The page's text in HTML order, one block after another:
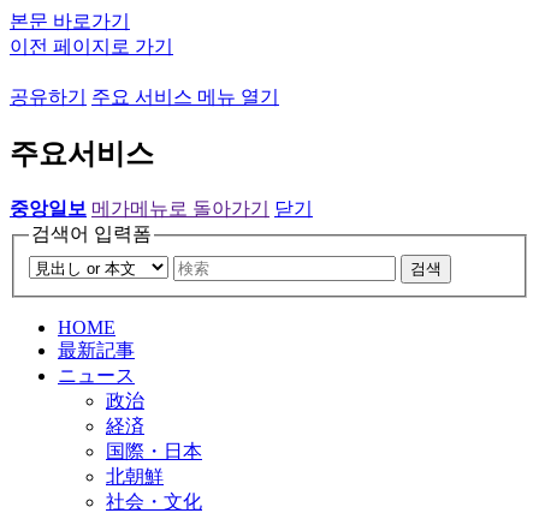
본문 바로가기
이전 페이지로 가기
공유하기 주요 서비스 메뉴 열기
주요서비스
중앙일보 메가메뉴로 돌아가기
닫기
검색어 입력폼
검색
HOME
最新記事
ニュース
政治
経済
国際・日本
北朝鮮
社会・文化